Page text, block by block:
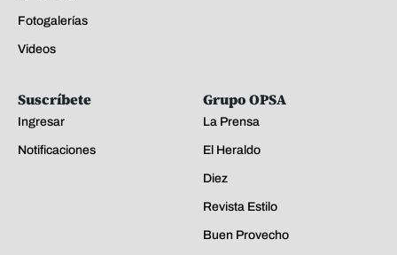
Fotogalerías
Videos
Suscríbete
Ingresar
Notificaciones
Grupo OPSA
La Prensa
El Heraldo
Diez
Revista Estilo
Buen Provecho